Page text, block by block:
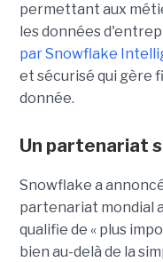
permettant aux
les données
par Snowflake
et sécurisé qui gère
donnée.
Un partenariat
Snowflake a
partenariat mondial
qualifie de « plus
bien au-delà de la